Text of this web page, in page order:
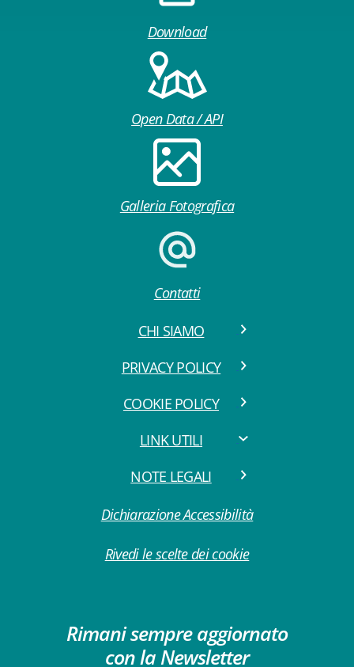
Download
Open Data / API
Galleria Fotografica
Contatti
CHI SIAMO
PRIVACY POLICY
COOKIE POLICY
LINK UTILI
NOTE LEGALI
Dichiarazione Accessibilità
Rivedi le scelte dei cookie
Rimani sempre aggiornato
con la Newsletter